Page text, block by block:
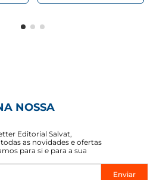
NOSSA
Editorial Salvat,
as novidades e ofertas
para si e para a sua
Enviar